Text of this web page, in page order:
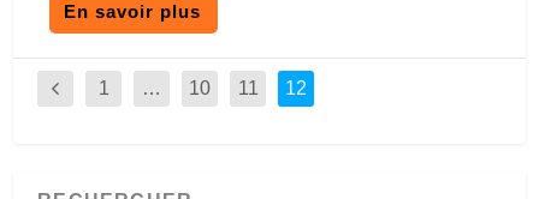
En savoir plus
1 … 10 11 12